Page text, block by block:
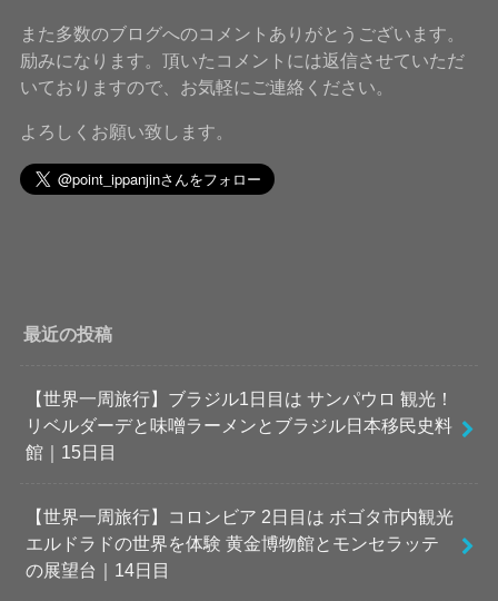
また多数のブログへのコメントありがとうございます。
励みになります。頂いたコメントには返信させていただ
いておりますので、お気軽にご連絡ください。
よろしくお願い致します。
最近の投稿
【世界一周旅行】ブラジル1日目は サンパウロ 観光！
リベルダーデと味噌ラーメンとブラジル日本移民史料
館｜15日目
【世界一周旅行】コロンビア 2日目は ボゴタ市内観光
エルドラドの世界を体験 黄金博物館とモンセラッテ
の展望台｜14日目